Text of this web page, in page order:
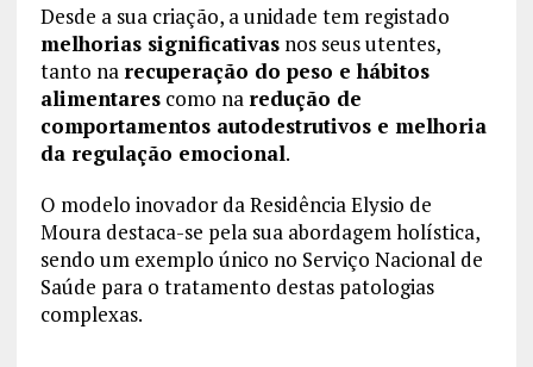
Desde a sua criação, a unidade tem registado
melhorias significativasnos seus utentes,
tanto na recuperação do peso e hábitos
alimentarescomo na redução de
comportamentos autodestrutivos e melhoria
da regulação emocional.
O modelo inovador da Residência Elysio de
Moura destaca-se pela sua abordagem holística,
sendo um exemplo único no Serviço Nacional de
Saúde para o tratamento destas patologias
complexas.